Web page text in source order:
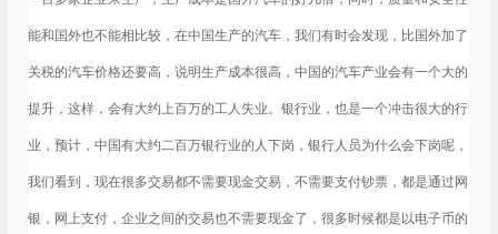
能和国外也不能相比较，在中国生产的汽车，我们有时会发现，比国外加了
关税的汽车价格还要高，说明生产成本很高，中国的汽车产业会有一个大的
提升，这样，会有大约上百万的工人失业。银行业，也是一个冲击很大的行
业，预计，中国有大约二百万银行业的人下岗，银行人员为什么会下岗呢，
我们看到，现在很多交易都不需要现金交易，不需要支付钞票，都是通过网
银，网上支付，企业之间的交易也不需要现金了，很多时候都是以电子币的